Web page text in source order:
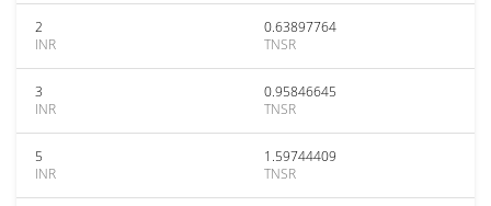
2
INR
0.63897764
TNSR
3
INR
0.95846645
TNSR
5
INR
1.59744409
TNSR